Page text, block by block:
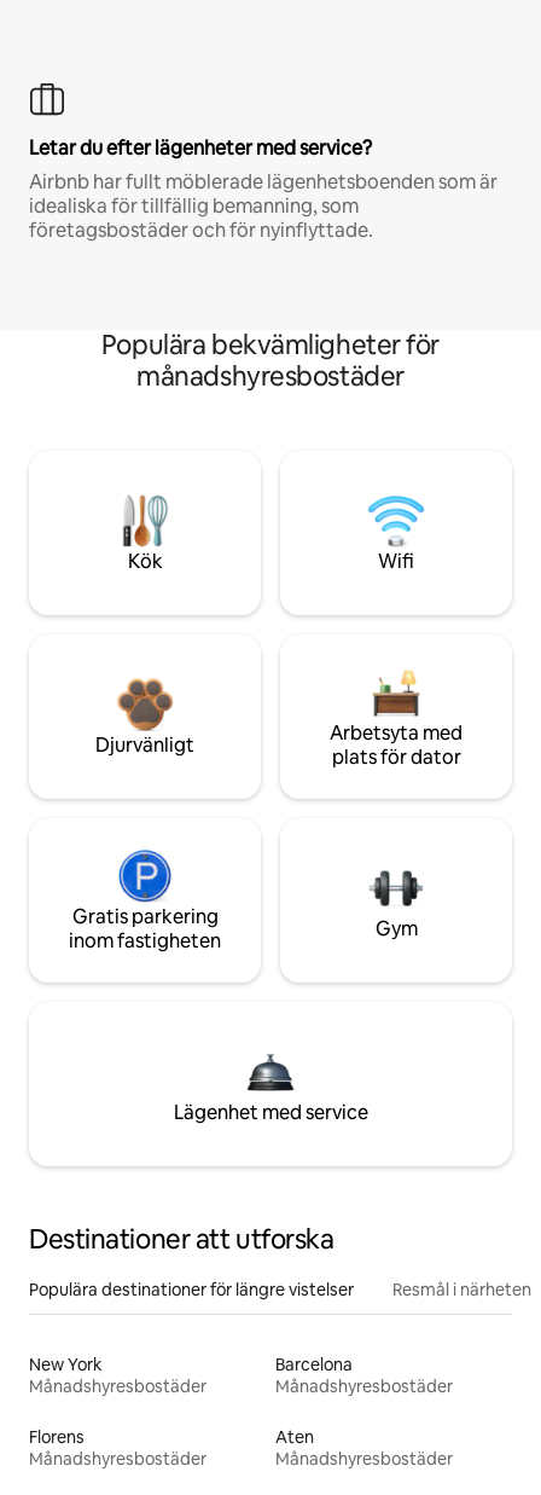
Letar du efter lägenheter med service?
Airbnb har fullt möblerade lägenhetsboenden som är
idealiska för tillfällig bemanning, som
företagsbostäder och för nyinflyttade.
Populära bekvämligheter för
månadshyresbostäder
Kök Wifi
Djurvänligt
Arbetsyta med
plats för dator
Gratis parkering
inom fastigheten
Gym
Lägenhet med service
Destinationer att utforska
Populära destinationer för längre vistelser Resmål i närheten
New York
Månadshyresbostäder
Barcelona
Månadshyresbostäder
Florens
Månadshyresbostäder
Aten
Månadshyresbostäder